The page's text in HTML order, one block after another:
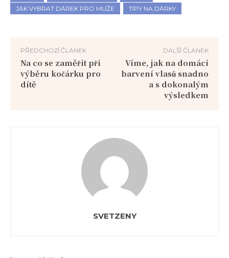
JAK VYBRAT DÁREK PRO MUŽE
TIPY NA DÁRKY
PŘEDCHOZÍ ČLÁNEK
Na co se zaměřit při
výběru kočárku pro
dítě
DALŠÍ ČLÁNEK
Víme, jak na domácí
barvení vlasů snadno
a s dokonalým
výsledkem
SVETZENY